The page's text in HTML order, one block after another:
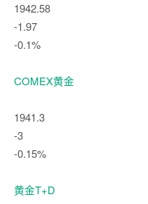
1942.58
-1.97
-0.1%
COMEX黄金
1941.3
-3
-0.15%
黄金T+D